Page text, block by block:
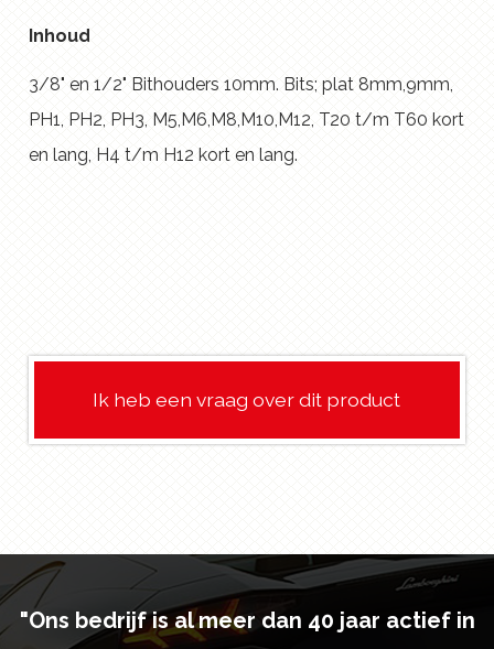
Inhoud
3/8" en 1/2" Bithouders 10mm. Bits; plat 8mm,9mm,
PH1, PH2, PH3, M5,M6,M8,M10,M12, T20 t/m T60 kort
en lang, H4 t/m H12 kort en lang.
Ik heb een vraag over dit product
"Ons bedrijf is al meer dan 40 jaar actief in